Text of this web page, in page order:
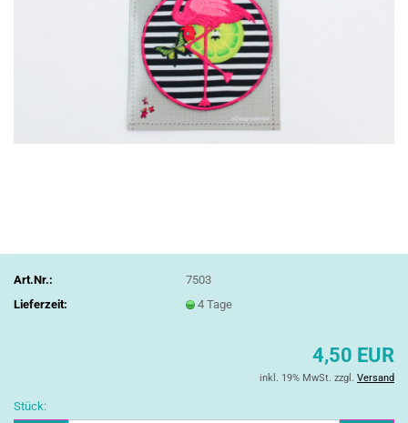
Art.Nr.:
7503
Lieferzeit:
4 Tage
4,50 EUR
inkl. 19% MwSt. zzgl. Versand
Stück: